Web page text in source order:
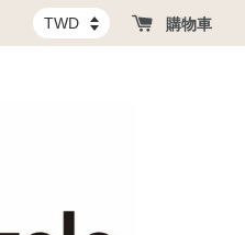
購物車